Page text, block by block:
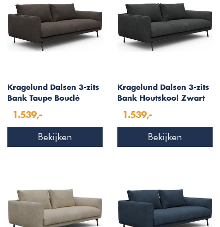
Kragelund Dalsen 3-zits
Bank Taupe Bouclé
1.539,-
Bekijken
Kragelund Dalsen 3-zits
Bank Houtskool Zwart
1.539,-
Bekijken